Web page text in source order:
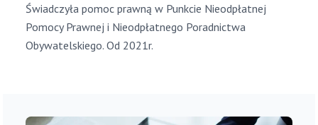
Świadczyła pomoc prawną w Punkcie Nieodpłatnej
Pomocy Prawnej i Nieodpłatnego Poradnictwa
Obywatelskiego. Od 2021r.